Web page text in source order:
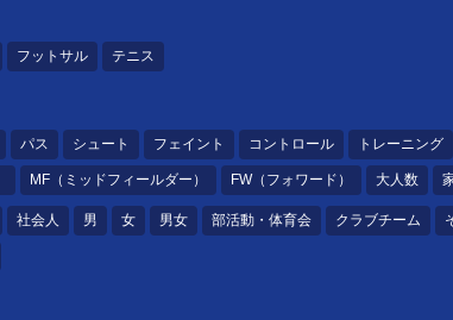
フットサル テニス
パス シュート フェイント コントロール トレーニング
MF（ミッドフィールダー） FW（フォワード） 大人数
社会人 男 女 男女 部活動・体育会 クラブチーム